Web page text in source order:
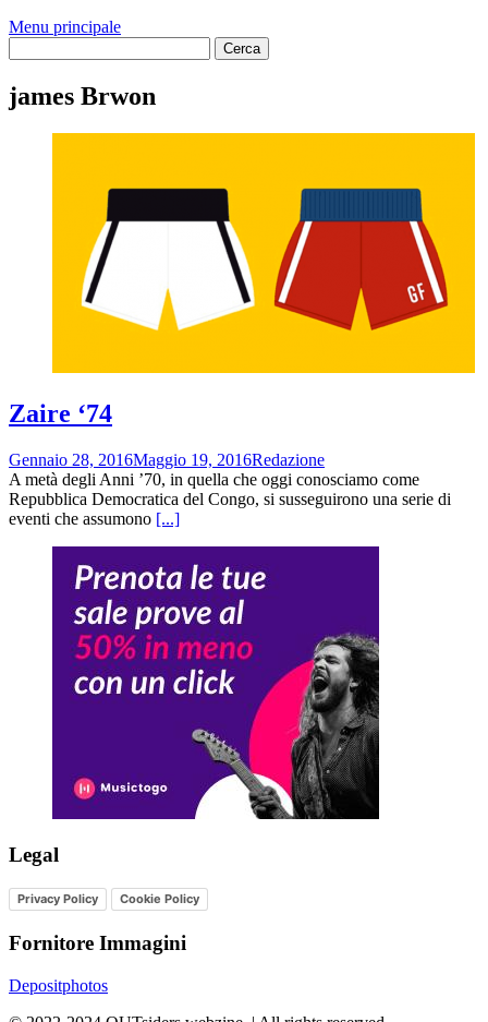
Menu principale
james Brwon
Zaire ‘74
Gennaio 28, 2016Maggio 19, 2016Redazione
A metà degli Anni ’70, in quella che oggi conosciamo come
Repubblica Democratica del Congo, si susseguirono una serie di
eventi che assumono [...]
Legal
Privacy Policy Cookie Policy
Fornitore Immagini
Depositphotos